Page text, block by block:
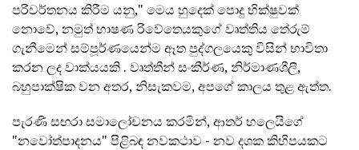
පරිවර්තනය කිරීම යනු," මෙය හුදෙක් පොදු භික්ෂුවක්
නොවේ, නමුත් භාෂණ රිවේතෙයකුගේ වෘත්තිය තේරුම්
ගැනීමෙන් සම්පූර්ණයෙන්ම ඈත පුද්ගලයෙකු විසින් භාවිතා
කරන ලද වාක්යයකි . වෘත්තීන් සංකීර්ණ, නිර්මාණශීලී,
බහුපාක්ෂික වන අතර, නිසැකවම, අපගේ කාලය තුළ ඇත්ත.
පැරණි සඟරා සමාලෝචනය කරමින්, ආතර් හලෙයිගේ
"නවෝත්පාදනය" පිළිබඳ නවකථාව - නව දශක කිහිපයකට